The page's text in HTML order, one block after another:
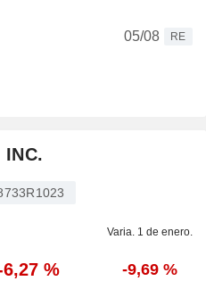
05/08
RE
INC.
Varia. 1 de enero.
6,27 % -9,69 %